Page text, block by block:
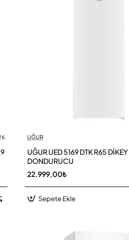
UĞUR
UĞUR UED 5169 DTK R65
DONDURUCU
22.999,00₺
Sepete Ekle